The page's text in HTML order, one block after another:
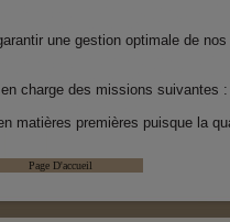
une gestion optimale de
charge des missions suivantes :
matières premières puisque la